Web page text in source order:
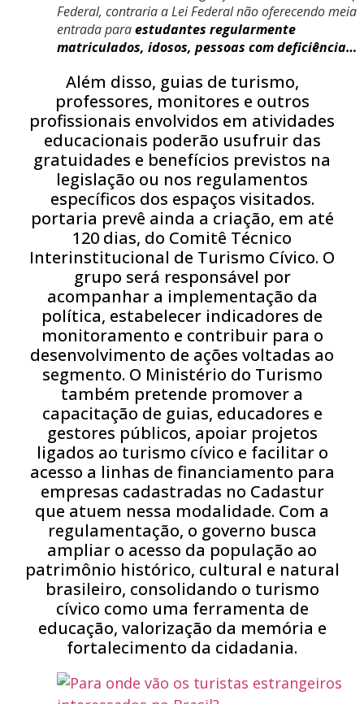
Federal, contraria a Lei Federal não oferecendo meia
entrada paraestudantes regularmente
matriculados, idosos, pessoas com deficiência…
Além disso, guias de turismo,
professores, monitores e outros
profissionais envolvidos em atividades
educacionais poderão usufruir das
gratuidades e benefícios previstos na
legislação ou nos regulamentos
específicos dos espaços visitados.
portaria prevê ainda a criação, em até
120 dias, do Comitê Técnico
Interinstitucional de Turismo Cívico. O
grupo será responsável por
acompanhar a implementação da
política, estabelecer indicadores de
monitoramento e contribuir para o
desenvolvimento de ações voltadas ao
segmento. O Ministério do Turismo
também pretende promover a
capacitação de guias, educadores e
gestores públicos, apoiar projetos
ligados ao turismo cívico e facilitar o
acesso a linhas de financiamento para
empresas cadastradas no Cadastur
que atuem nessa modalidade. Com a
regulamentação, o governo busca
ampliar o acesso da população ao
patrimônio histórico, cultural e natural
brasileiro, consolidando o turismo
cívico como uma ferramenta de
educação, valorização da memória e
fortalecimento da cidadania.